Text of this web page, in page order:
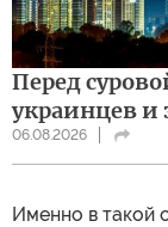
Перед
украинцев
06.08.2026
Именно в такой